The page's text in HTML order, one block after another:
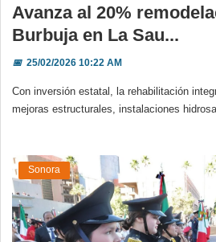
Avanza al 20%
Burbuja en La Sau...
📅25/02/2026 10:22 AM
Con inversión estatal, la rehabilitación
mejoras estructurales, instalaciones
Sonora